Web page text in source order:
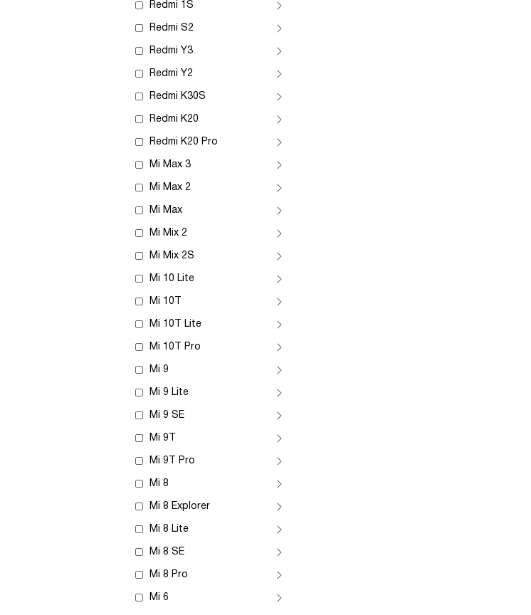
Redmi 1S
Redmi S2
Redmi Y3
Redmi Y2
Redmi K30S
Redmi K20
Redmi K20 Pro
Mi Max 3
Mi Max 2
Mi Max
Mi Mix 2
Mi Mix 2S
Mi 10 Lite
Mi 10T
Mi 10T Lite
Mi 10T Pro
Mi 9
Mi 9 Lite
Mi 9 SE
Mi 9T
Mi 9T Pro
Mi 8
Mi 8 Explorer
Mi 8 Lite
Mi 8 SE
Mi 8 Pro
Mi 6